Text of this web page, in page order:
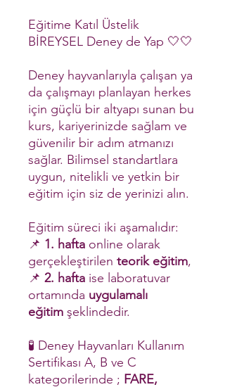
Eğitime Katıl Üstelik
BİREYSEL Deney de Yap 🤍🤍
Deney hayvanlarıyla çalışan ya
da çalışmayı planlayan herkes
için güçlü bir altyapı sunan bu
kurs, kariyerinizde sağlam ve
güvenilir bir adım atmanızı
sağlar. Bilimsel standartlara
uygun, nitelikli ve yetkin bir
eğitim için siz de yerinizi alın.
Eğitim süreci iki aşamalıdır:
📌 1. hafta online olarak
gerçekleştirilen teorik eğitim,
📌 2. hafta ise laboratuvar
ortamında uygulamalı
eğitim şeklindedir.
🧪 Deney Hayvanları Kullanım
Sertifikası A, B ve C
kategorilerinde ; FARE,